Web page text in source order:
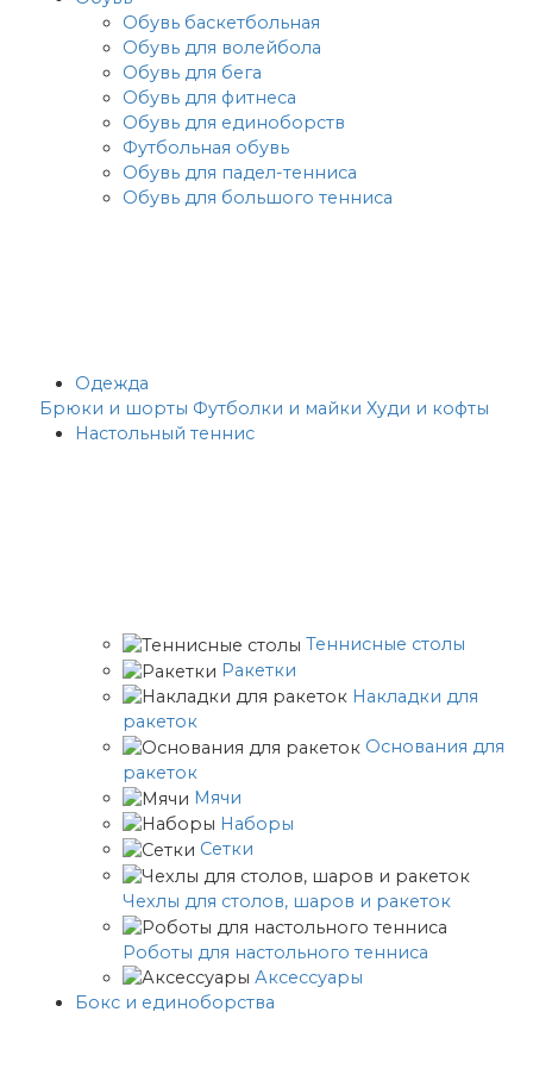
Обувь баскетбольная
Обувь для волейбола
Обувь для бега
Обувь для фитнеса
Обувь для единоборств
Футбольная обувь
Обувь для падел-тенниса
Обувь для большого тенниса
Одежда
Брюки и шорты Футболки и майки Худи и кофты
Настольный теннис
Теннисные столы
Ракетки
Накладки для
ракеток
Основания для
ракеток
Мячи
Наборы
Сетки
Чехлы для столов, шаров и ракеток
Роботы для настольного тенниса
Аксессуары
Бокс и единоборства